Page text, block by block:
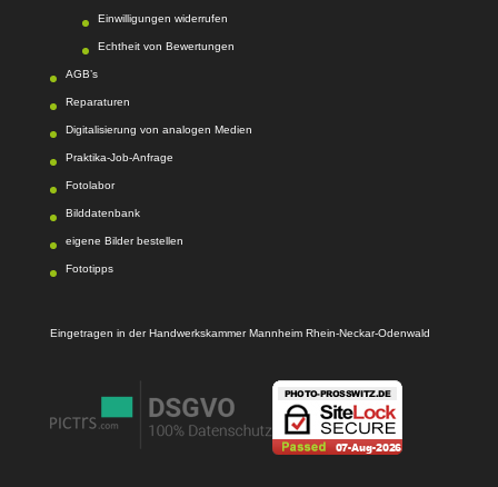
Einwilligungen widerrufen
Echtheit von Bewertungen
AGB’s
Reparaturen
Digitalisierung von analogen Medien
Praktika-Job-Anfrage
Fotolabor
Bilddatenbank
eigene Bilder bestellen
Fototipps
Eingetragen in der Handwerkskammer Mannheim Rhein-Neckar-Odenwald